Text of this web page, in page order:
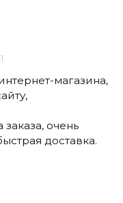
магазина,
очень
доставка.